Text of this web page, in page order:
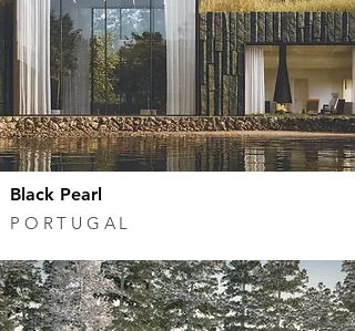
Black Pearl
PORTUGAL